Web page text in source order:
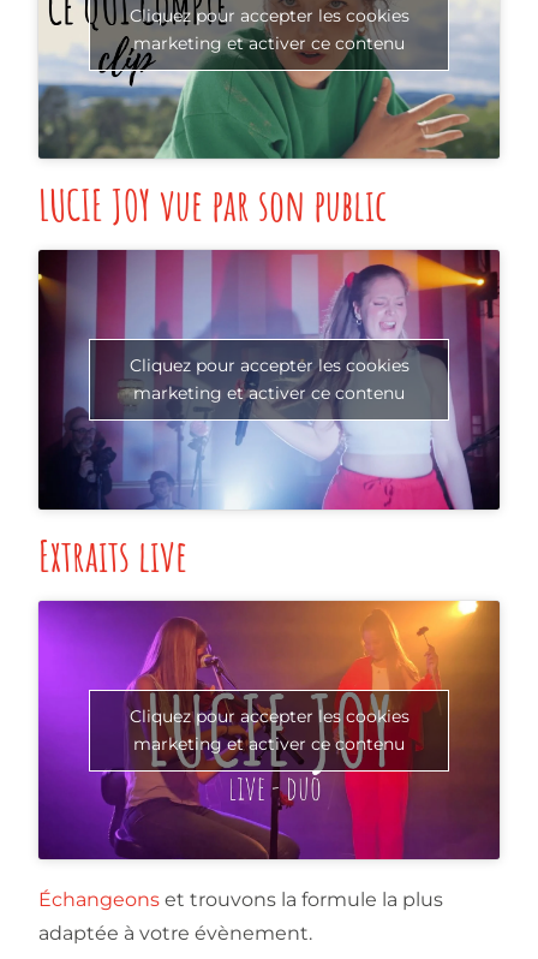
Cliquez pour accepter les cookies
marketing et activer ce contenu
LUCIE JOY vue par son public
Cliquez pour accepter les cookies
marketing et activer ce contenu
Extraits live
Cliquez pour accepter les cookies
marketing et activer ce contenu
Échangeons et trouvons la formule la plus
adaptée à votre évènement.